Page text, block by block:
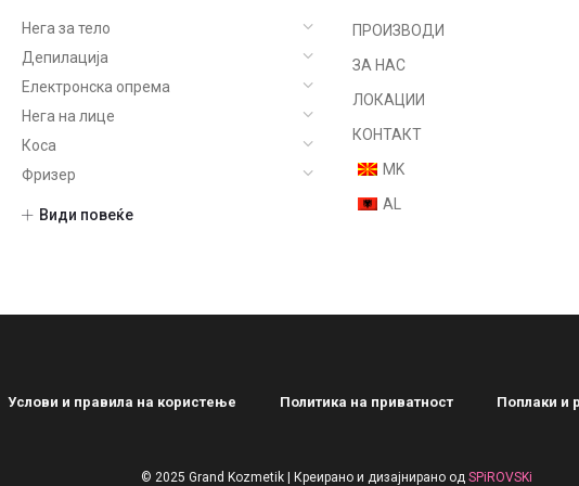
Нега за тело
Депилација
Електронска опрема
Нега на лице
Коса
Фризер
Женски
Види повеќе
ПРОИЗВОДИ
ЗА НАС
ЛОКАЦИИ
КОНТАКТ
MK
AL
Услови и правила на користење Политика на приватност Поплаки и
© 2025 Grand Kozmetik | Креирано и дизајнирано од SPiROVSKi